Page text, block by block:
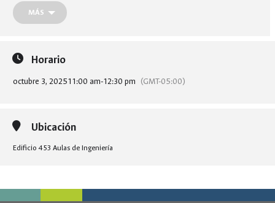
necesidades, propuestas y logros.
construyendo una Facultad más equitativa, participativa y cercana.
MÁS
Horario
octubre 3, 202511:00 am-12:30 pm (GMT-05:00)
Ubicación
Edificio 453 Aulas de Ingeniería